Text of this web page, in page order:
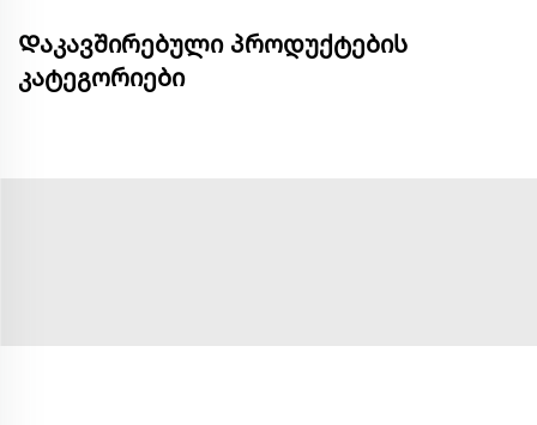
Დაკავშირებული პროდუქტების
კატეგორიები